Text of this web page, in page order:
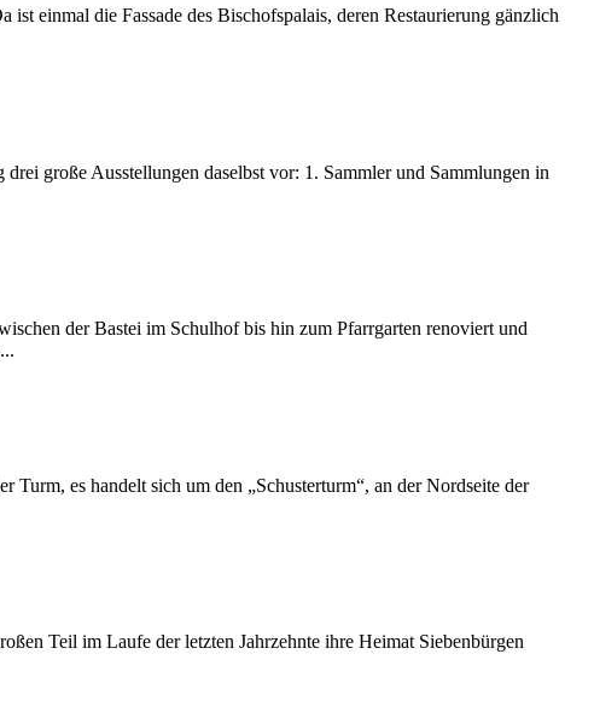
einmal die Fassade des Bischofspalais, deren Restaurierung gänzlich
große Ausstellungen daselbst vor: 1. Sammler und Sammlungen in
der Bastei im Schulhof bis hin zum Pfarrgarten renoviert und
Turm, es handelt sich um den „Schusterturm“, an der Nordseite der
Teil im Laufe der letzten Jahrzehnte ihre Heimat Siebenbürgen